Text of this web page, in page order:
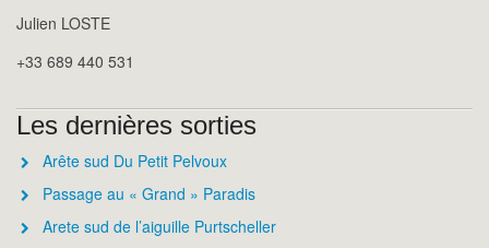
Julien LOSTE
+33 689 440 531
Les dernières sorties
Arête sud Du Petit Pelvoux
Passage au « Grand » Paradis
Arete sud de l’aiguille Purtscheller